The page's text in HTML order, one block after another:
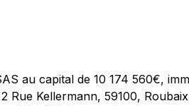
au capital de 10 174 560€,
Rue Kellermann, 59100,